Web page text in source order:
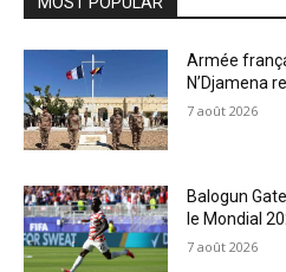
Armée
N’Djamena
7 août 2026
Balogun
le Mondial
7 août 2026